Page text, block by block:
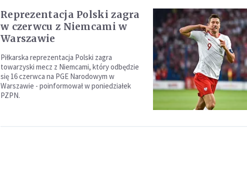
Reprezentacja Polski zagra
w czerwcu z Niemcami w
Warszawie
Piłkarska reprezentacja Polski zagra
towarzyski mecz z Niemcami, który odbędzie
się 16 czerwca na PGE Narodowym w
Warszawie - poinformował w poniedziałek
PZPN.